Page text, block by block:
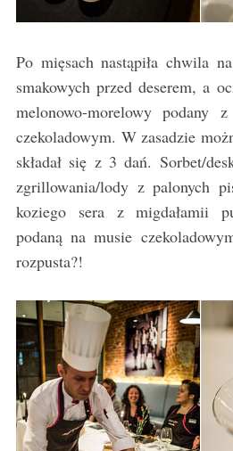
Po mięsach nastąpiła chwila
smakowych przed deserem, a
melonowo-morelowy podany
czekoladowym. W zasadzie
składał się z 3 dań. Sorbet/
zgrillowania/lody z palonych
koziego sera z migdałamii
podaną na musie
rozpusta?!